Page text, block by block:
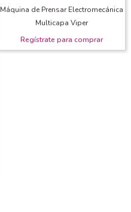
Máquina de Prensar Electromecánica
Multicapa Viper